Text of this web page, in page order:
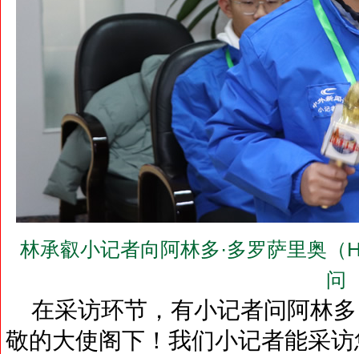
林承叡小记者向阿林多·多罗萨里奥
问
在采访环节，有小记者问阿林多
敬的大使阁下！我们小记者能采